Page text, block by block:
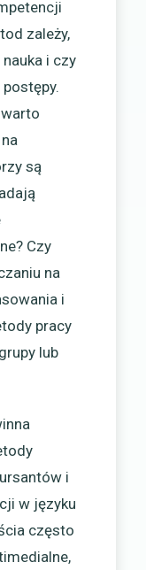
zależy,
i czy
są
Czy
na
i
pracy
lub
i
w języku
często